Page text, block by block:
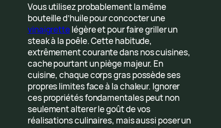
Vous utilisez probablement la même
bouteille d’huile pour concocter une
vinaigrettelégère et pour faire griller un
steak à la poêle. Cette habitude,
extrêmement courante dans nos cuisines,
cache pourtant un piège majeur. En
cuisine, chaque corps gras possède ses
propres limites face à la chaleur. Ignorer
ces propriétés fondamentales peut non
seulement alterer le goût de vos
réalisations culinaires, mais aussi poser un